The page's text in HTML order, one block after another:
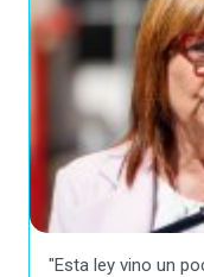
"Esta ley vino un